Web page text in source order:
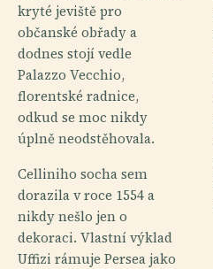
kryté jeviště pro
občanské obřady a
dodnes stojí vedle
Palazzo Vecchio,
florentské radnice,
odkud se moc nikdy
úplně neodstěhovala.
Celliniho socha sem
dorazila v roce 1554 a
nikdy nešlo jen o
dekoraci. Vlastní výklad
Uffizi rámuje Persea jako